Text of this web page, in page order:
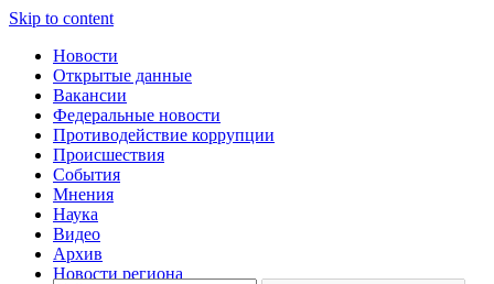
Skip to content
Новости
Открытые данные
Вакансии
Федеральные новости
Противодействие коррупции
Происшествия
События
Мнения
Наука
Видео
Архив
Новости региона